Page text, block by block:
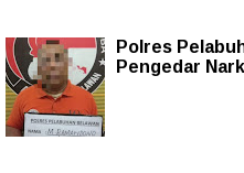
Polres
Pengedar